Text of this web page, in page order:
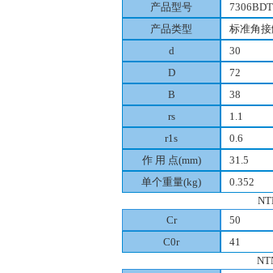
产品型号
7306BDT
产品类型
标准角
d
30
D
72
B
38
rs
1.1
r1s
0.6
作 用 点(mm)
31.5
单个重量(kg)
0.352
Cr
50
C0r
41